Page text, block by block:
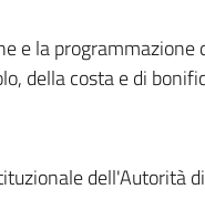
e la
della costa e di
dell'Autorità